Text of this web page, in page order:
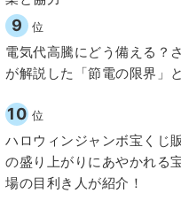
9 位
電気代高騰にどう備える？
が解説した「節電の限界」
10 位
ハロウィンジャンボ宝くじ
の盛り上がりにあやかれる
場の目利き人が紹介！